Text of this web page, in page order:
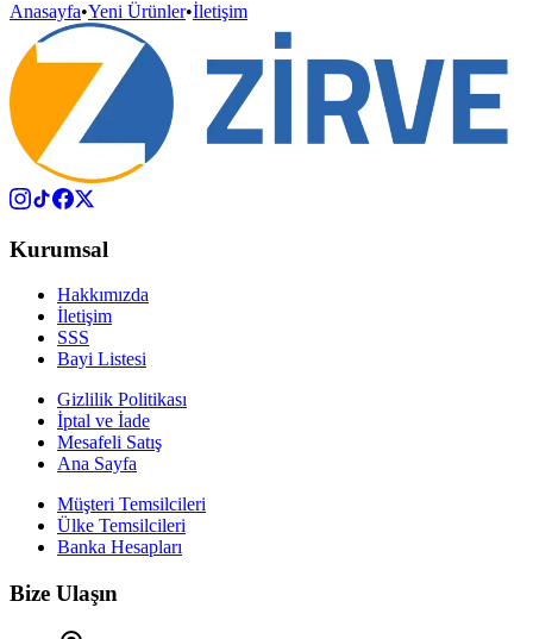
Anasayfa•Yeni Ürünler•İletişim
Kurumsal
Hakkımızda
İletişim
SSS
Bayi Listesi
Gizlilik Politikası
İptal ve İade
Mesafeli Satış
Ana Sayfa
Müşteri Temsilcileri
Ülke Temsilcileri
Banka Hesapları
Bize Ulaşın